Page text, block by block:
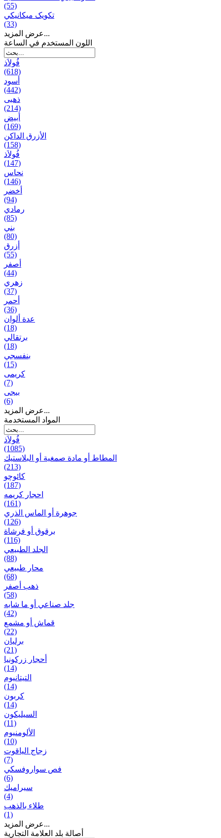
(55)
تکویک ميكانيكي
(33)
عرض المزيد...
اللون المستخدم في الساعة
فُولاَذ
(618)
أسود
(442)
ذهبی
(214)
أبيض
(169)
الأزرق الداكن
(158)
فُولاَذ
(147)
نحاس
(146)
أخضر
(94)
رمادي
(85)
بني
(80)
أزرق
(55)
أصفر
(44)
زهري
(37)
أحمر
(36)
عدة ألوان
(18)
برتقالي
(18)
بنفسجي
(15)
کریمی
(7)
بيجی
(6)
عرض المزيد...
المواد المستخدمة
فُولاَذ
(1085)
المطاط أو مادة صمغية أو البلاستيك
(213)
کائوچو
(187)
احجار کریمه
(161)
جوهرة أو الماس الذري
(126)
برقوق أو فرشاة
(116)
الجلد الطبيعي
(88)
محار طبيعي
(68)
ذهب أصفر
(58)
جلد صناعي أو ما شابه
(42)
قماش أو مشمع
(22)
برلیان
(21)
أحجار زركونيا
(14)
التيتانيوم
(14)
كربون
(14)
السيليكون
(11)
الألومنيوم
(10)
زجاج الياقوت
(7)
فص سواروفسكي
(6)
سيراميك
(4)
طلاء بالذهب
(1)
عرض المزيد...
أصالة بلد العلامة التجارية